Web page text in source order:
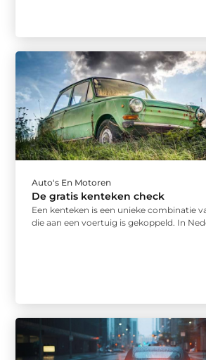
Auto's En Motoren
De gratis kenteken check
Een kenteken is een unieke combinatie
die aan een voertuig is gekoppeld. In